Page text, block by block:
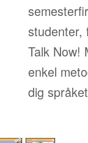
studenter,
Talk Now!
enkel
dig